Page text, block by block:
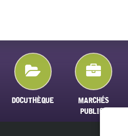
DOCUTHÈQUE
MARCHÉS
PUBLICS